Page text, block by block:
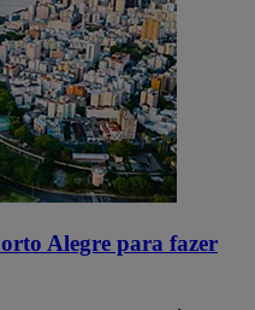
Alegre para fazer